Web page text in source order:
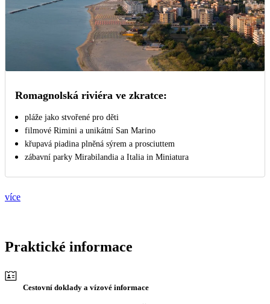
Romagnolská riviéra ve zkratce:
pláže jako stvořené pro děti
filmové Rimini a unikátní San Marino
křupavá piadina plněná sýrem a prosciuttem
zábavní parky Mirabilandia a Italia in Miniatura
více
Praktické informace
Cestovní doklady a vízové informace